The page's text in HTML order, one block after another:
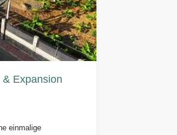
Expansion
einmalige